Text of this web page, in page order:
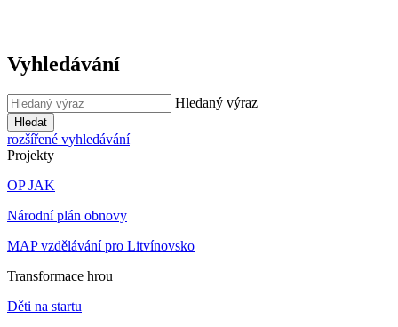
Vyhledávání
Hledaný výraz
Hledat
rozšířené vyhledávání
Projekty
OP JAK
Národní plán obnovy
MAP vzdělávání pro Litvínovsko
Transformace hrou
Děti na startu